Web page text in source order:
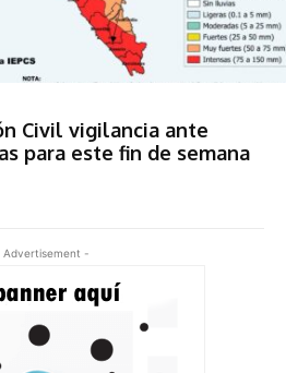
Civil vigilancia ante
para este fin de semana
Advertisement -